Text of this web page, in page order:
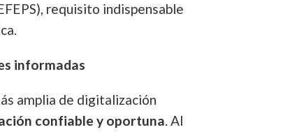
requisito indispensable
informadas
amplia de digitalización
confiable y oportuna. Al